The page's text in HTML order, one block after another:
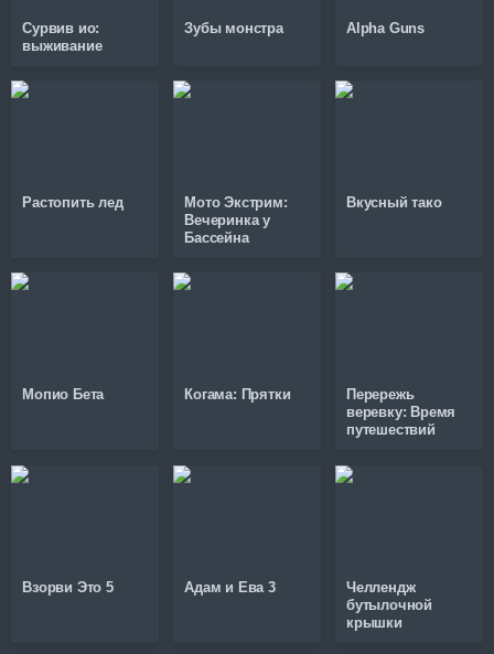
Сурвив ио:
выживание
Зубы монстра Alpha Guns
Растопить лед
Мото Экстрим:
Вечеринка у
Бассейна
Вкусный тако
Мопио Бета Когама: Прятки
Перережь
веревку: Время
путешествий
Взорви Это 5 Адам и Ева 3
Челлендж
бутылочной
крышки